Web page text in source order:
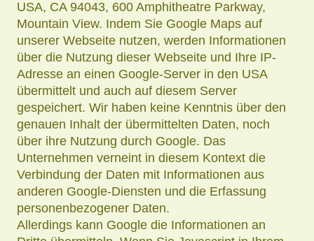
USA, CA 94043, 600 Amphitheatre Parkway,
Mountain View. Indem Sie Google Maps auf
unserer Webseite nutzen, werden Informationen
über die Nutzung dieser Webseite und Ihre IP-
Adresse an einen Google-Server in den USA
übermittelt und auch auf diesem Server
gespeichert. Wir haben keine Kenntnis über den
genauen Inhalt der übermittelten Daten, noch
über ihre Nutzung durch Google. Das
Unternehmen verneint in diesem Kontext die
Verbindung der Daten mit Informationen aus
anderen Google-Diensten und die Erfassung
personenbezogener Daten.
Allerdings kann Google die Informationen an